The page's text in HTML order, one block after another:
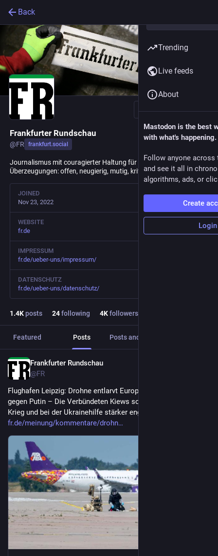
Back
Follow
Frankfurter Rundschau
@FR frankfurt.social
Journalismus mit couragierter Haltung für Menschen mit
Überzeugungen: offen, neugierig, mutig, kritisch, sozial.
JOINED
Nov 23, 2022
WEBSITE
fr.de
IMPRESSUM
fr.de/ueber-uns/impressum/
DATENSCHUTZ
fr.de/ueber-uns/datenschutz/
1.4Kposts 24following 4Kfollowers
Featured Posts Posts and replies
Frankfurter Rundschau
@FR
Flughafen Leipzig: Drohne entlarvt Europas Versäumnisse
gegen Putin – Die Verbündeten Kiews sollten sich im hybriden
Krieg und bei der Ukrainehilfe stärker engagieren.
fr.de/meinung/kommentare/drohn
Trending
Live feeds
About
Mastodon is the best
with what's happening.
Follow anyone across
and see it all in
algorithms, ads, or
Create
Login